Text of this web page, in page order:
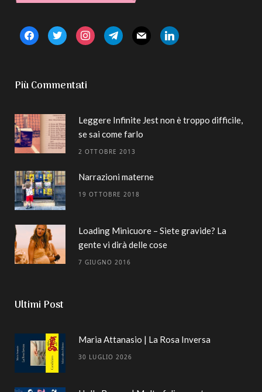
facebooktwitter instagramtelegrammail linkedin
Più Commentati
Leggere Infinite Jest non è troppo difficile,
se sai come farlo
2 OTTOBRE 2013
Narrazioni materne
19 OTTOBRE 2018
Loading Minicuore – Siete gravide? La
gente vi dirà delle cose
7 GIUGNO 2016
Ultimi Post
Maria Attanasio | La Rosa Inversa
30 LUGLIO 2026